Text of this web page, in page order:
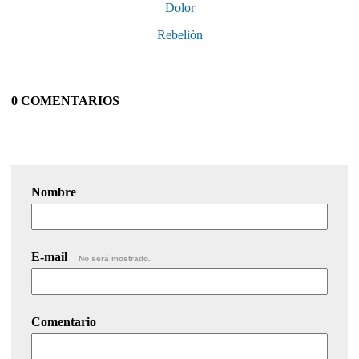
Dolor
Rebeliòn
0 COMENTARIOS
Nombre
E-mail No será mostrado.
Comentario